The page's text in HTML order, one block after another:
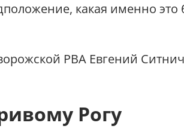
какая именно это
РВА Евгений
Рогу